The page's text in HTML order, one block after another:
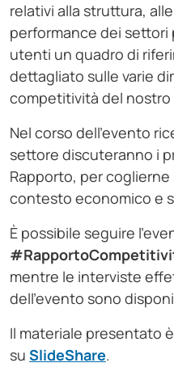
relativi alla struttura,
performance dei
utenti un quadro di
dettagliato sulle varie
competitività del
Nel corso dell’evento
settore discuteranno i
Rapporto, per
contesto economico e
È possibile seguire
mentre le interviste
dell’evento sono
Il materiale presentato
su SlideShare.